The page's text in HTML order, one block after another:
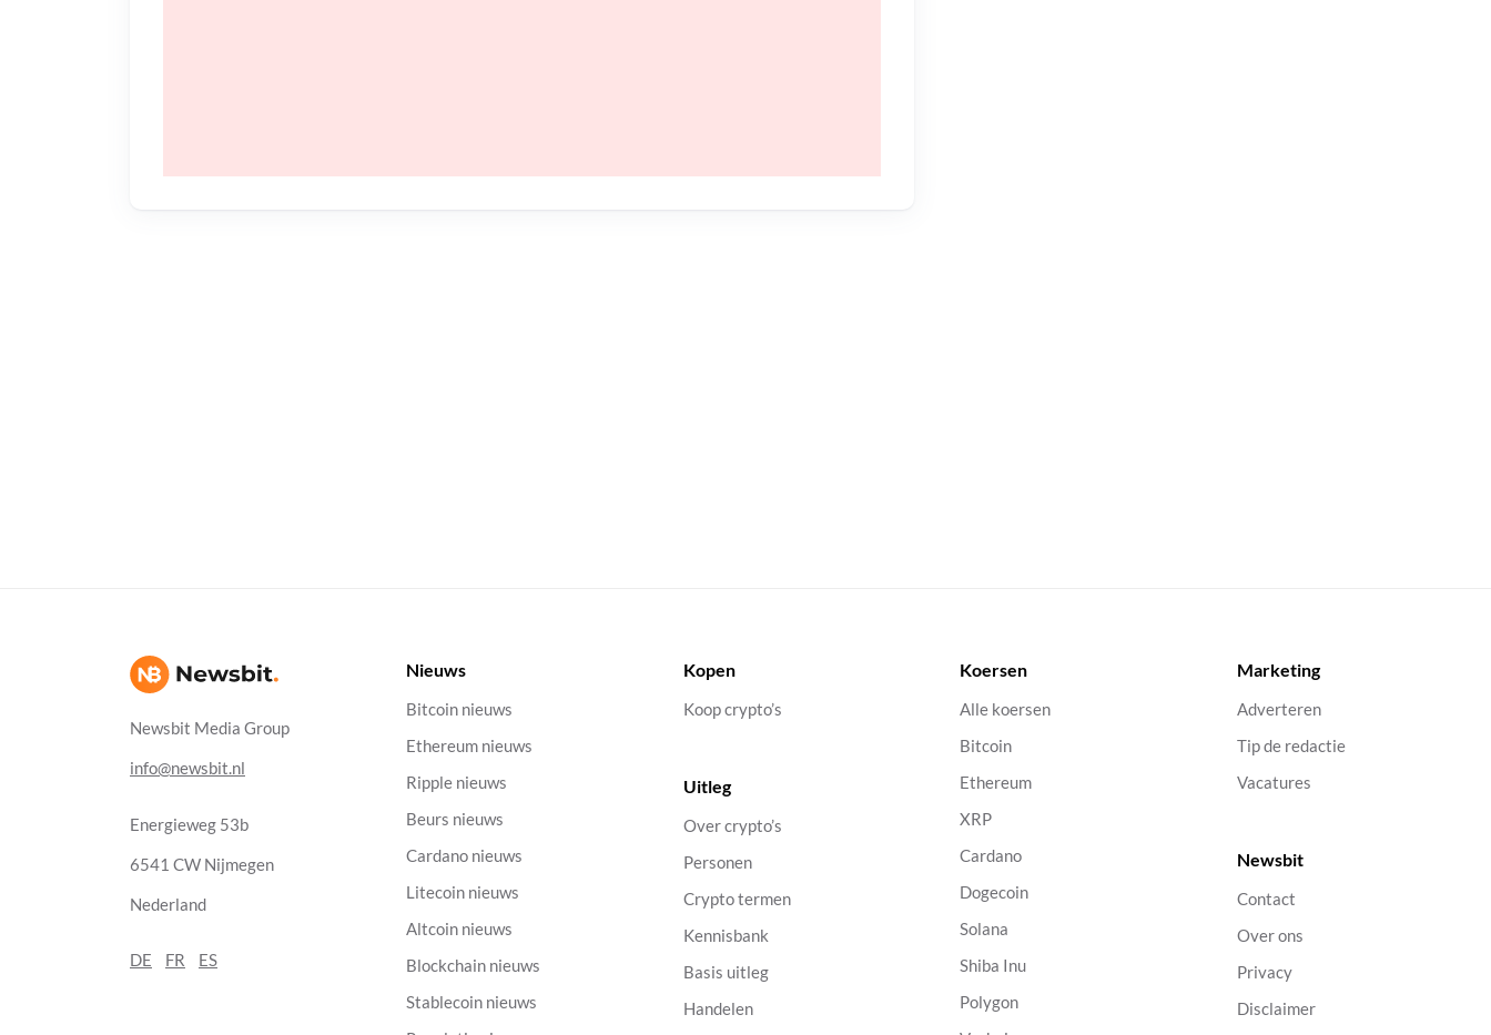
Newsbit Media Group
info@newsbit.nl
Energieweg 53b
6541 CW Nijmegen
Nederland
DE FR ES
Nieuws
Bitcoin nieuws
Ethereum nieuws
Ripple nieuws
Beurs nieuws
Cardano nieuws
Litecoin nieuws
Altcoin nieuws
Blockchain nieuws
Stablecoin nieuws
Kopen
Koop crypto’s
Uitleg
Over crypto’s
Personen
Crypto termen
Kennisbank
Basis uitleg
Handelen
Koersen
Alle koersen
Bitcoin
Ethereum
XRP
Cardano
Dogecoin
Solana
Shiba Inu
Polygon
Marketing
Adverteren
Tip de redactie
Vacatures
Newsbit
Contact
Over ons
Privacy
Disclaimer